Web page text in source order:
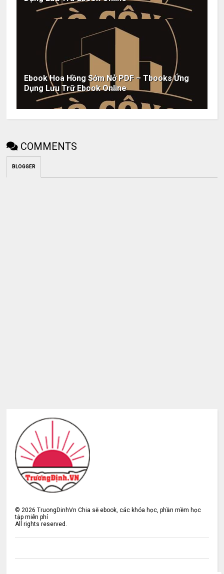
Ebook Hoa Hồng Sớm Nở PDF – Tbooks Ứng
Dụng Lưu Trữ Ebook Online
COMMENTS
BLOGGER
©2026 TruongDinhVn Chia sẽ ebook, các khóa học, phần mềm học
tập miễn phí
All rights reserved.